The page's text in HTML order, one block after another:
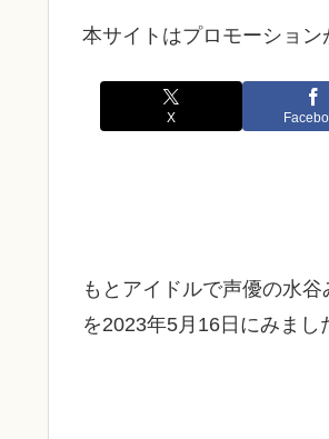
本サイトはプロモーション
X
もとアイドルで声優の水
を2023年5月16日にみまし